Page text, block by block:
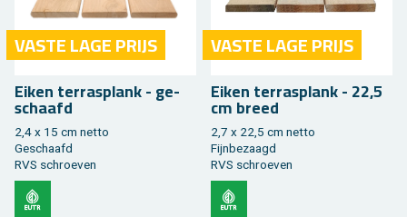
VASTE LAGE PRIJS
Eiken ter­ras­plank - ge­
schaafd
2,4 x 15 cm netto
Ge­schaafd
RVS schroe­ven
VASTE LAGE PRIJS
Eiken ter­ras­plank - 22,5
cm breed
2,7 x 22,5 cm netto
Fijn­be­zaagd
RVS schroe­ven